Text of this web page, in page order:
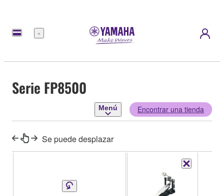
Menú
Serie FP8500
Menú Encontrar una tienda
Se puede desplazar